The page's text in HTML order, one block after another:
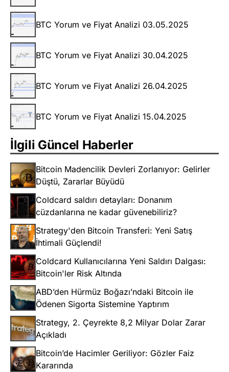
BTC Yorum ve Fiyat Analizi 03.05.2025
BTC Yorum ve Fiyat Analizi 30.04.2025
BTC Yorum ve Fiyat Analizi 26.04.2025
BTC Yorum ve Fiyat Analizi 15.04.2025
İlgili Güncel Haberler
Bitcoin Madencilik Devleri Zorlanıyor: Gelirler
Düştü, Zararlar Büyüdü
Coldcard saldırı detayları: Donanım
cüzdanlarına ne kadar güvenebiliriz?
Strategy'den Bitcoin Transferi: Yeni Satış
İhtimali Güçlendi!
Coldcard Kullanıcılarına Yeni Saldırı Dalgası:
Bitcoin'ler Risk Altında
ABD’den Hürmüz Boğazı’ndaki Bitcoin ile
Ödenen Sigorta Sistemine Yaptırım
Strategy, 2. Çeyrekte 8,2 Milyar Dolar Zarar
Açıkladı
Bitcoin’de Hacimler Geriliyor: Gözler Faiz
Kararında